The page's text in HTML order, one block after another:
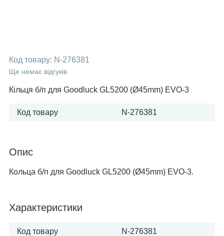
Код товару: N-276381
Ще немає відгуків
Кільця б/п для Goodluck GL5200 (Ø45mm) EVO-3
Код товару N-276381
Опис
Кольца б/п для Goodluck GL5200 (Ø45mm) EVO-3.
Характеристики
Код товару N-276381